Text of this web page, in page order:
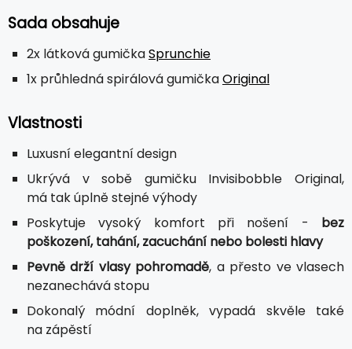
Sada obsahuje
2x látková gumičkaSprunchie
1x průhledná spirálová gumičkaOriginal
Vlastnosti
Luxusní elegantní design
Ukrývá v sobě gumičku Invisibobble Original,
má tak úplně stejné výhody
Poskytuje vysoký komfort při nošení - bez
poškození, tahání, zacuchání nebo bolesti hlavy
Pevně drží vlasy pohromadě, a přesto ve vlasech
nezanechává stopu
Dokonalý módní doplněk, vypadá skvěle také
na zápěstí